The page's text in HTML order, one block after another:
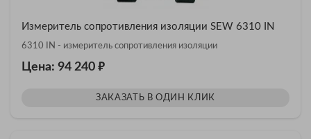
Измеритель сопротивления изоляции SEW 6310 IN
6310 IN - измеритель сопротивления изоляции
Цена: 94 240 ₽
ЗАКАЗАТЬ В ОДИН КЛИК